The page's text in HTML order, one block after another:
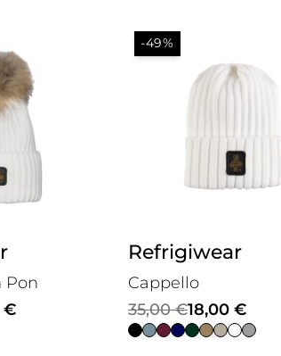
Pon
€
-49%
Refrigiwear
Cappello
35,00€
Il
prezzo
18,00 €
Il
prezzo